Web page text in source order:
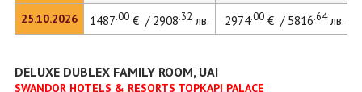
25.10.2026
1487.00€ / 2908.32 лв. 2974.00€ / 5816.64лв.
DELUXE DUBLEX FAMILY ROOM, UAI
SWANDOR HOTELS & RESORTS TOPKAPI PALACE